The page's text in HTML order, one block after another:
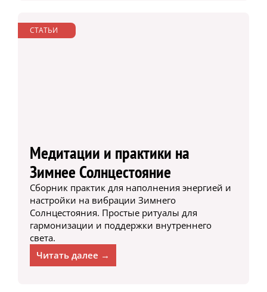
СТАТЬИ
Медитации и практики на
Зимнее Солнцестояние
Сборник практик для наполнения энергией и
настройки на вибрации Зимнего
Солнцестояния. Простые ритуалы для
гармонизации и поддержки внутреннего
света.
Читать далее →